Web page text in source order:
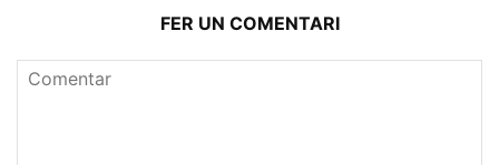
FER UN COMENTARI